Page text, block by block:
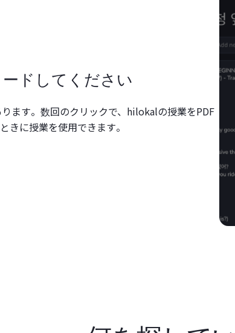
ドしてください
ます。数回のクリックで、hilokalの授業をPDF
きに授業を使用できます。